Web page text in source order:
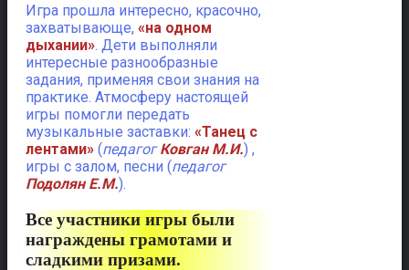
Игра прошла интересно, красочно,
захватывающе, «на одном
дыхании». Дети выполняли
интересные разнообразные
задания, применяя свои знания на
практике. Атмосферу настоящей
игры помогли передать
музыкальные заставки: «Танец с
лентами» (педагогКовган М.И.) ,
игры с залом, песни (педагог
Подолян Е.М.).
Все участники игры были
награждены грамотами и
сладкими призами.